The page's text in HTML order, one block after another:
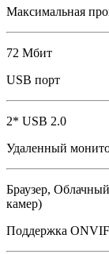
Максимальная
72 Мбит
USB порт
2* USB 2.0
Удаленный
Браузер,
камер)
Поддержка ONVIF